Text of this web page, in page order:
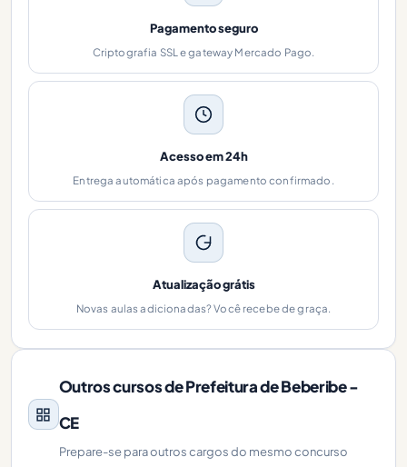
Pagamento seguro
Criptografia SSL e gateway Mercado Pago.
Acesso em 24h
Entrega automática após pagamento confirmado.
Atualização grátis
Novas aulas adicionadas? Você recebe de graça.
Outros cursos de Prefeitura de Beberibe -
CE
Prepare-se para outros cargos do mesmo concurso